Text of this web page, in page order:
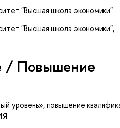
"Высшая школа экономики"
"Высшая школа экономики",
/ Повышение
уровень», повышение